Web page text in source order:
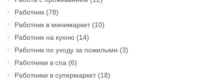
Работник (78)
Работник в минимаркет(10)
Работник на кухню (14)
Работник по уходу за пожилыми (3)
Работники в спа (6)
Работники в супермаркет(18)